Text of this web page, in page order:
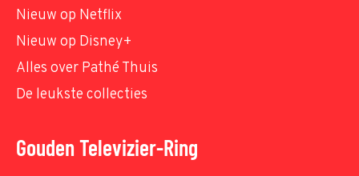
Nieuw op Netflix
Nieuw op Disney+
Alles over Pathé Thuis
De leukste collecties
Gouden Televizier-Ring